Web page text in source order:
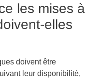
les mises à
elles
doivent être
leur disponibilité,